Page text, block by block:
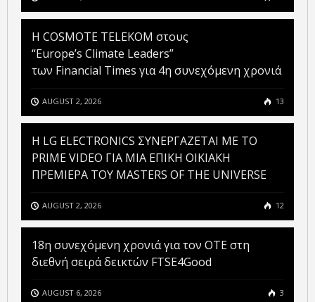
Η COSMOTE TELEKOM στους
“Europe’s Climate Leaders”
των Financial Times για 4η συνεχόμενη χρονιά
AUGUST 2, 2026 13
H LG ELECTRONICS ΣΥΝΕΡΓΑΖΕΤΑΙ ΜΕ ΤΟ
PRIME VIDEO ΓΙΑ ΜΙΑ ΕΠΙΚΗ ΟΙΚΙΑΚΗ
ΠΡΕΜΙΕΡΑ ΤΟΥ MASTERS OF THE UNIVERSE
AUGUST 2, 2026 12
18η συνεχόμενη χρονιά για τον ΟΤΕ στη
διεθνή σειρά δεικτών FTSE4Good
AUGUST 6, 2026 3